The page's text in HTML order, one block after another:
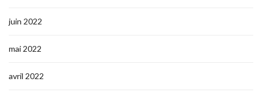
juin 2022
mai 2022
avril 2022